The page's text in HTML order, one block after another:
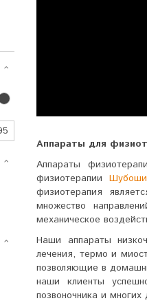
Аппараты для
Аппараты
физиотерапии Шубоши
физиотерапия
множество
механическое
Наши аппараты
лечения, термо и
позволяющие в
наши клиенты
позвоночника и